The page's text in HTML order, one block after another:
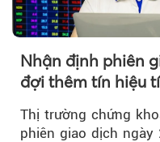
Nhận định phiên
đợi thêm tín hiệu
Thị trường chứng
phiên giao dịch